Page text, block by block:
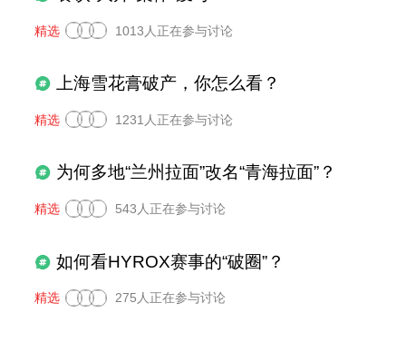
精选 1013人正在参与讨论
上海雪花膏破产，你怎么看？
精选 1231人正在参与讨论
为何多地“兰州拉面”改名“青海拉面”？
精选 543人正在参与讨论
如何看HYROX赛事的“破圈”？
精选 275人正在参与讨论